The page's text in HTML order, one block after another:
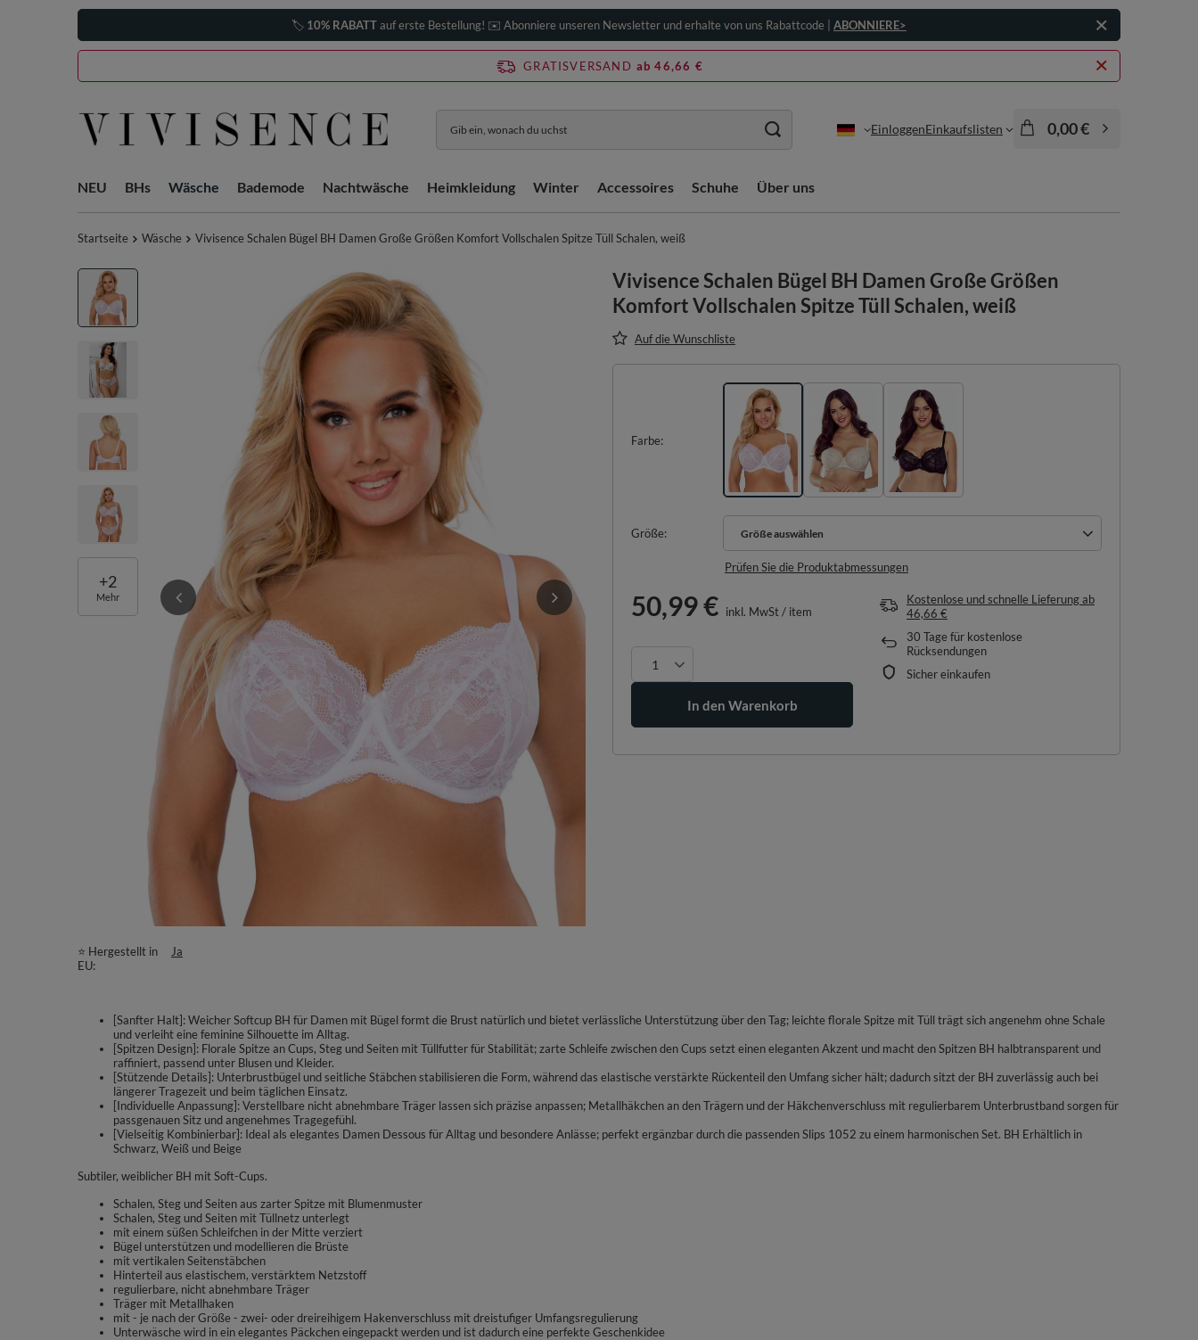
🏷️ 10% RABATTauf erste Bestellung! ✉️ Abonniere unseren Newsletter und erhalte von uns Rabattcode | ABONNIERE>
GRATISVERSAND ab 46,66 €
EinloggenEinkaufslisten 0,00 €
NEU BHs Wäsche Bademode Nachtwäsche Heimkleidung Winter Accessoires Schuhe Über uns
Startseite Wäsche Vivisence Schalen Bügel BH Damen Große Größen Komfort Vollschalen Spitze Tüll Schalen, weiß
+2
Mehr
⭐ Hergestellt in
EU
Ja
Vivisence Schalen Bügel BH Damen Große Größen
Komfort Vollschalen Spitze Tüll Schalen, weiß
Auf die Wunschliste
Farbe
Größe Größe auswählen
Größe auswählen
Prüfen Sie die Produktabmessungen
50,99 € inkl. MwSt/ item
In den Warenkorb
Kostenlose und schnelle Lieferungab
46,66 €
30 Tage für kostenlose
Rücksendungen
Sicher einkaufen
[Sanfter Halt]: Weicher Softcup BH für Damen mit Bügel formt die Brust natürlich und bietet verlässliche Unterstützung über den Tag; leichte florale Spitze mit Tüll trägt sich angenehm ohne Schale
und verleiht eine feminine Silhouette im Alltag.
[Spitzen Design]: Florale Spitze an Cups, Steg und Seiten mit Tüllfutter für Stabilität; zarte Schleife zwischen den Cups setzt einen eleganten Akzent und macht den Spitzen BH halbtransparent und
raffiniert, passend unter Blusen und Kleider.
[Stützende Details]: Unterbrustbügel und seitliche Stäbchen stabilisieren die Form, während das elastische verstärkte Rückenteil den Umfang sicher hält; dadurch sitzt der BH zuverlässig auch bei
längerer Tragezeit und beim täglichen Einsatz.
[Individuelle Anpassung]: Verstellbare nicht abnehmbare Träger lassen sich präzise anpassen; Metallhäkchen an den Trägern und der Häkchenverschluss mit regulierbarem Unterbrustband sorgen für
passgenauen Sitz und angenehmes Tragegefühl.
[Vielseitig Kombinierbar]: Ideal als elegantes Damen Dessous für Alltag und besondere Anlässe; perfekt ergänzbar durch die passenden Slips 1052 zu einem harmonischen Set. BH Erhältlich in
Schwarz, Weiß und Beige
Subtiler, weiblicher BH mit Soft-Cups.
Schalen, Steg und Seiten aus zarter Spitze mit Blumenmuster
Schalen, Steg und Seiten mit Tüllnetz unterlegt
mit einem süßen Schleifchen in der Mitte verziert
Bügel unterstützen und modellieren die Brüste
mit vertikalen Seitenstäbchen
Hinterteil aus elastischem, verstärktem Netzstoff
regulierbare, nicht abnehmbare Träger
Träger mit Metallhaken
mit - je nach der Größe - zwei- oder dreireihigem Hakenverschluss mit dreistufiger Umfangsregulierung
Unterwäsche wird in ein elegantes Päckchen eingepackt werden und ist dadurch eine perfekte Geschenkidee